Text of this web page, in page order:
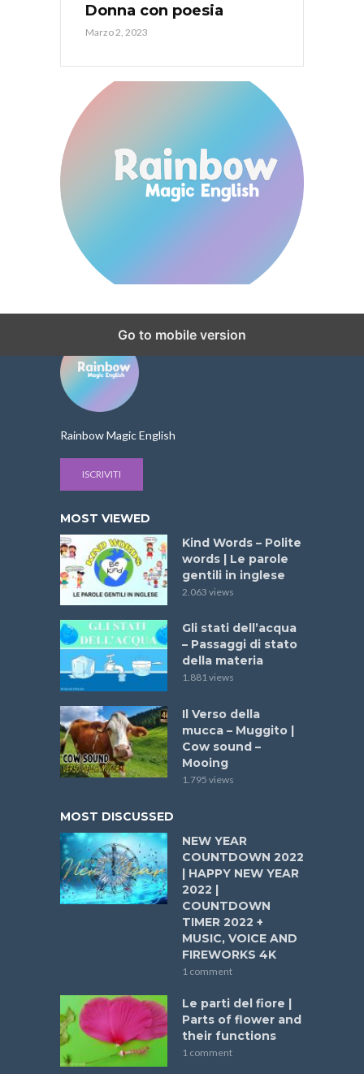
Donna con poesia
Marzo 2, 2023
Rainbow Magic English
ISCRIVITI
MOST VIEWED
Kind Words – Polite
words | Le parole
gentili in inglese
2.063 views
Gli stati dell’acqua
– Passaggi di stato
della materia
1.881 views
Il Verso della
mucca – Muggito |
Cow sound –
Mooing
1.795 views
MOST DISCUSSED
NEW YEAR
COUNTDOWN 2022
| HAPPY NEW YEAR
2022 |
COUNTDOWN
TIMER 2022 +
MUSIC, VOICE AND
FIREWORKS 4K
1 comment
Le parti del fiore |
Parts of flower and
their functions
1 comment
Go to mobile version